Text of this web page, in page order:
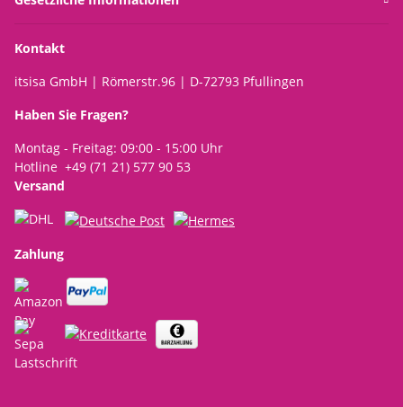
Kontakt
itsisa GmbH | Römerstr.96 | D-72793 Pfullingen
Haben Sie Fragen?
Montag - Freitag: 09:00 - 15:00 Uhr
Hotline +49 (71 21) 577 90 53
Versand
Zahlung